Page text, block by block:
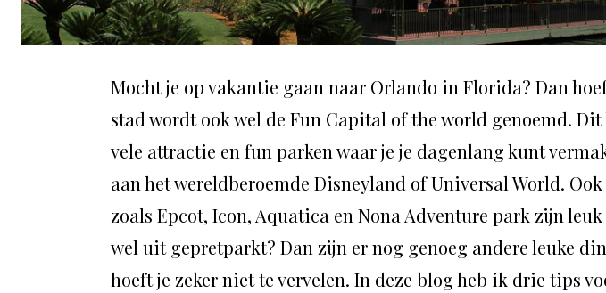
Mocht je op vakantie gaan naar Orlando in Florida? Dan
stad wordt ook wel de Fun Capital of the world genoemd. Dit
vele attractie en fun parken waar je je dagenlang kunt
aan het wereldberoemde Disneyland of Universal World.
zoals Epcot, Icon, Aquatica en Nona Adventure park zijn leuk
wel uit gepretparkt? Dan zijn er nog genoeg andere leuke
hoeft je zeker niet te vervelen. In deze blog heb ik drie tips